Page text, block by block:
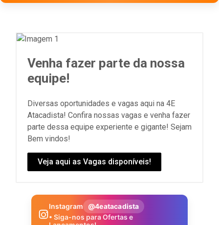
Venha fazer parte da nossa
equipe!
Diversas oportunidades e vagas aqui na 4E
Atacadista! Confira nossas vagas e venha fazer
parte dessa equipe experiente e gigante! Sejam
Bem vindos!
Veja aqui as Vagas disponíveis!
Instagram
@4eatacadista
• Siga-nos para Ofertas e